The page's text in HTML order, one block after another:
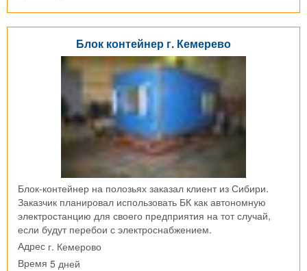
Блок контейнер г. Кемерево
Блок-контейнер на полозьях заказал клиент из Сибири.
Заказчик планировал использовать БК как автономную
электростанцию для своего предприятия на тот случай,
если будут перебои с электроснабжением.
Адрес г. Кемерово
Время 5 дней